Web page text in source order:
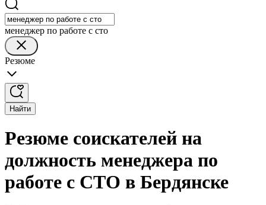
менеджер по работе с сто
Резюме
Найти
Резюме соискателей на
должность менеджера по
работе с СТО в Бердянске